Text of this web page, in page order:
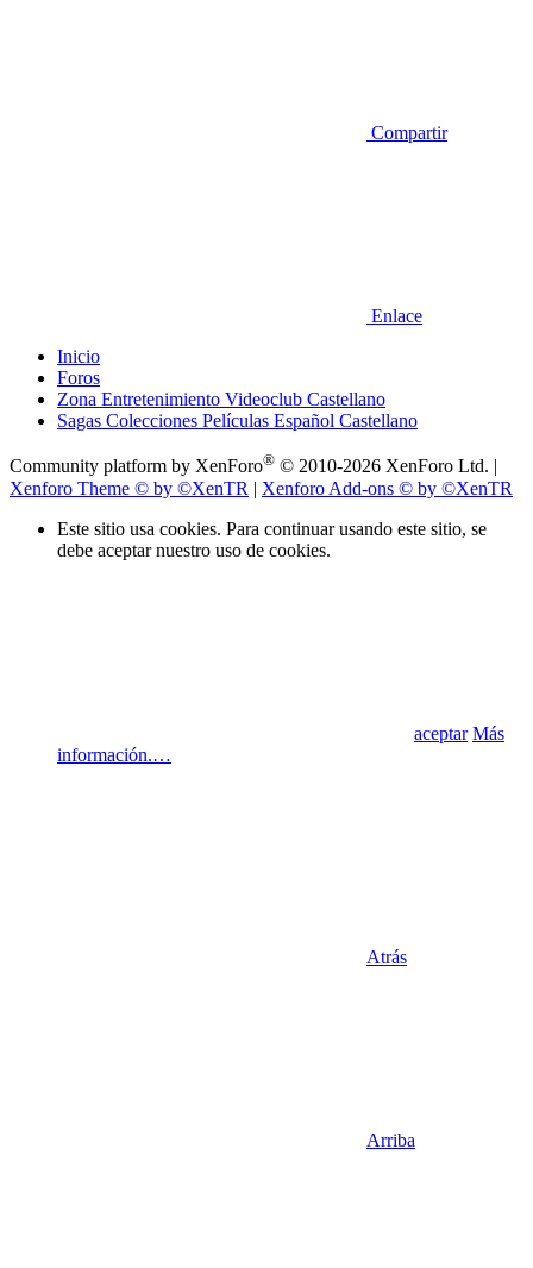
Compartir
Enlace
Inicio
Foros
Zona Entretenimiento Videoclub Castellano
Sagas Colecciones Películas Español Castellano
Community platform by XenForo® © 2010-2026 XenForo Ltd.
Xenforo Theme © by ©XenTR | Xenforo Add-ons © by ©XenTR
Este sitio usa cookies. Para continuar usando este sitio, se
debe aceptar nuestro uso de cookies.
aceptar Más
información.…
Atrás
Arriba